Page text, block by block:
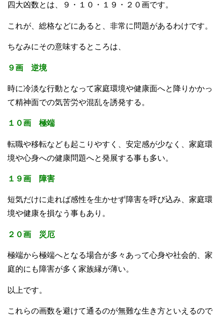
四大凶数とは、９・１０・１９・２０画です。
これが、総格などにあると、非常に問題があるわけです。
ちなみにその意味するところは、
９画 逆境
時に冷淡な行動となって家庭環境や健康面へと降りかかっ
て精神面での気苦労や混乱を誘発する。
１０画 極端
転職や移転なども起こりやすく、安定感が少なく、家庭環
境や心身への健康問題へと発展する事も多い。
１９画 障害
短気だけに走れば感性を生かせず障害を呼び込み、家庭環
境や健康を損なう事もあり。
２０画 災厄
極端から極端へとなる場合が多々あって心身や社会的、家
庭的にも障害が多く家族縁が薄い。
以上です。
これらの画数を避けて通るのが無難な生き方といえるので